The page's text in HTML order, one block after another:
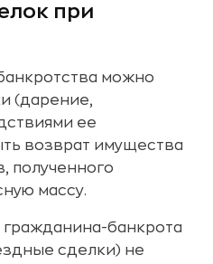
при
можно
(дарение,
ее
возврат имущества
полученного
массу.
банкрота
сделки) не